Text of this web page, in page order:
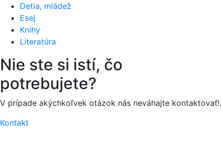
Detia, mládež
Esej
Knihy
Literatúra
Nie ste si istí, čo
potrebujete?
V prípade akýchkoľvek otázok nás neváhajte kontaktovať!.
Kontakt